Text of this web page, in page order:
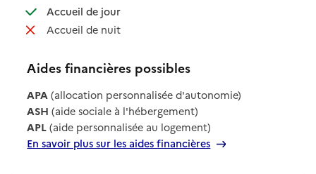
Accueil de jour: disponible
Accueil de nuit: non disponible
Aides financières possibles
APA (allocation personnalisée d'autonomie)
ASH (aide sociale à l'hébergement)
APL (aide personnalisée au logement)
En savoir plus sur les aides financières